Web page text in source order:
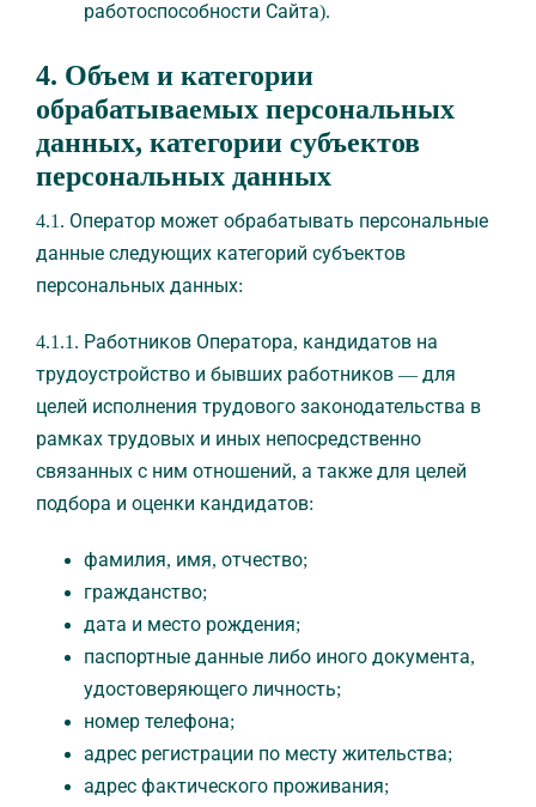
работоспособности Сайта).
4. Объем и категории
обрабатываемых персональных
данных, категории субъектов
персональных данных
4.1. Оператор может обрабатывать персональные
данные следующих категорий субъектов
персональных данных:
4.1.1. Работников Оператора, кандидатов на
трудоустройство и бывших работников — для
целей исполнения трудового законодательства в
рамках трудовых и иных непосредственно
связанных с ним отношений, а также для целей
подбора и оценки кандидатов:
фамилия, имя, отчество;
гражданство;
дата и место рождения;
паспортные данные либо иного документа,
удостоверяющего личность;
номер телефона;
адрес регистрации по месту жительства;
адрес фактического проживания;